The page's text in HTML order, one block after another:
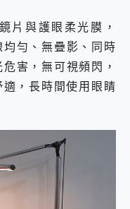
片與護眼柔光膜，
勻、無疊影、同時
害，無可視頻閃，
，長時間使用眼睛